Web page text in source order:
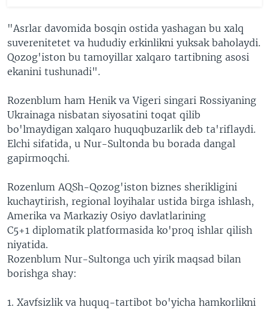
"Asrlar davomida bosqin ostida yashagan bu xalq
suverenitetet va hududiy erkinlikni yuksak baholaydi.
Qozog'iston bu tamoyillar xalqaro tartibning asosi
ekanini tushunadi".
Rozenblum ham Henik va Vigeri singari Rossiyaning
Ukrainaga nisbatan siyosatini toqat qilib
bo'lmaydigan xalqaro huquqbuzarlik deb ta'riflaydi.
Elchi sifatida, u Nur-Sultonda bu borada dangal
gapirmoqchi.
Rozenlum AQSh-Qozog'iston biznes sherikligini
kuchaytirish, regional loyihalar ustida birga ishlash,
Amerika va Markaziy Osiyo davlatlarining
C5+1 diplomatik platformasida ko'proq ishlar qilish
niyatida.
Rozenblum Nur-Sultonga uch yirik maqsad bilan
borishga shay:
1. Xavfsizlik va huquq-tartibot bo'yicha hamkorlikni